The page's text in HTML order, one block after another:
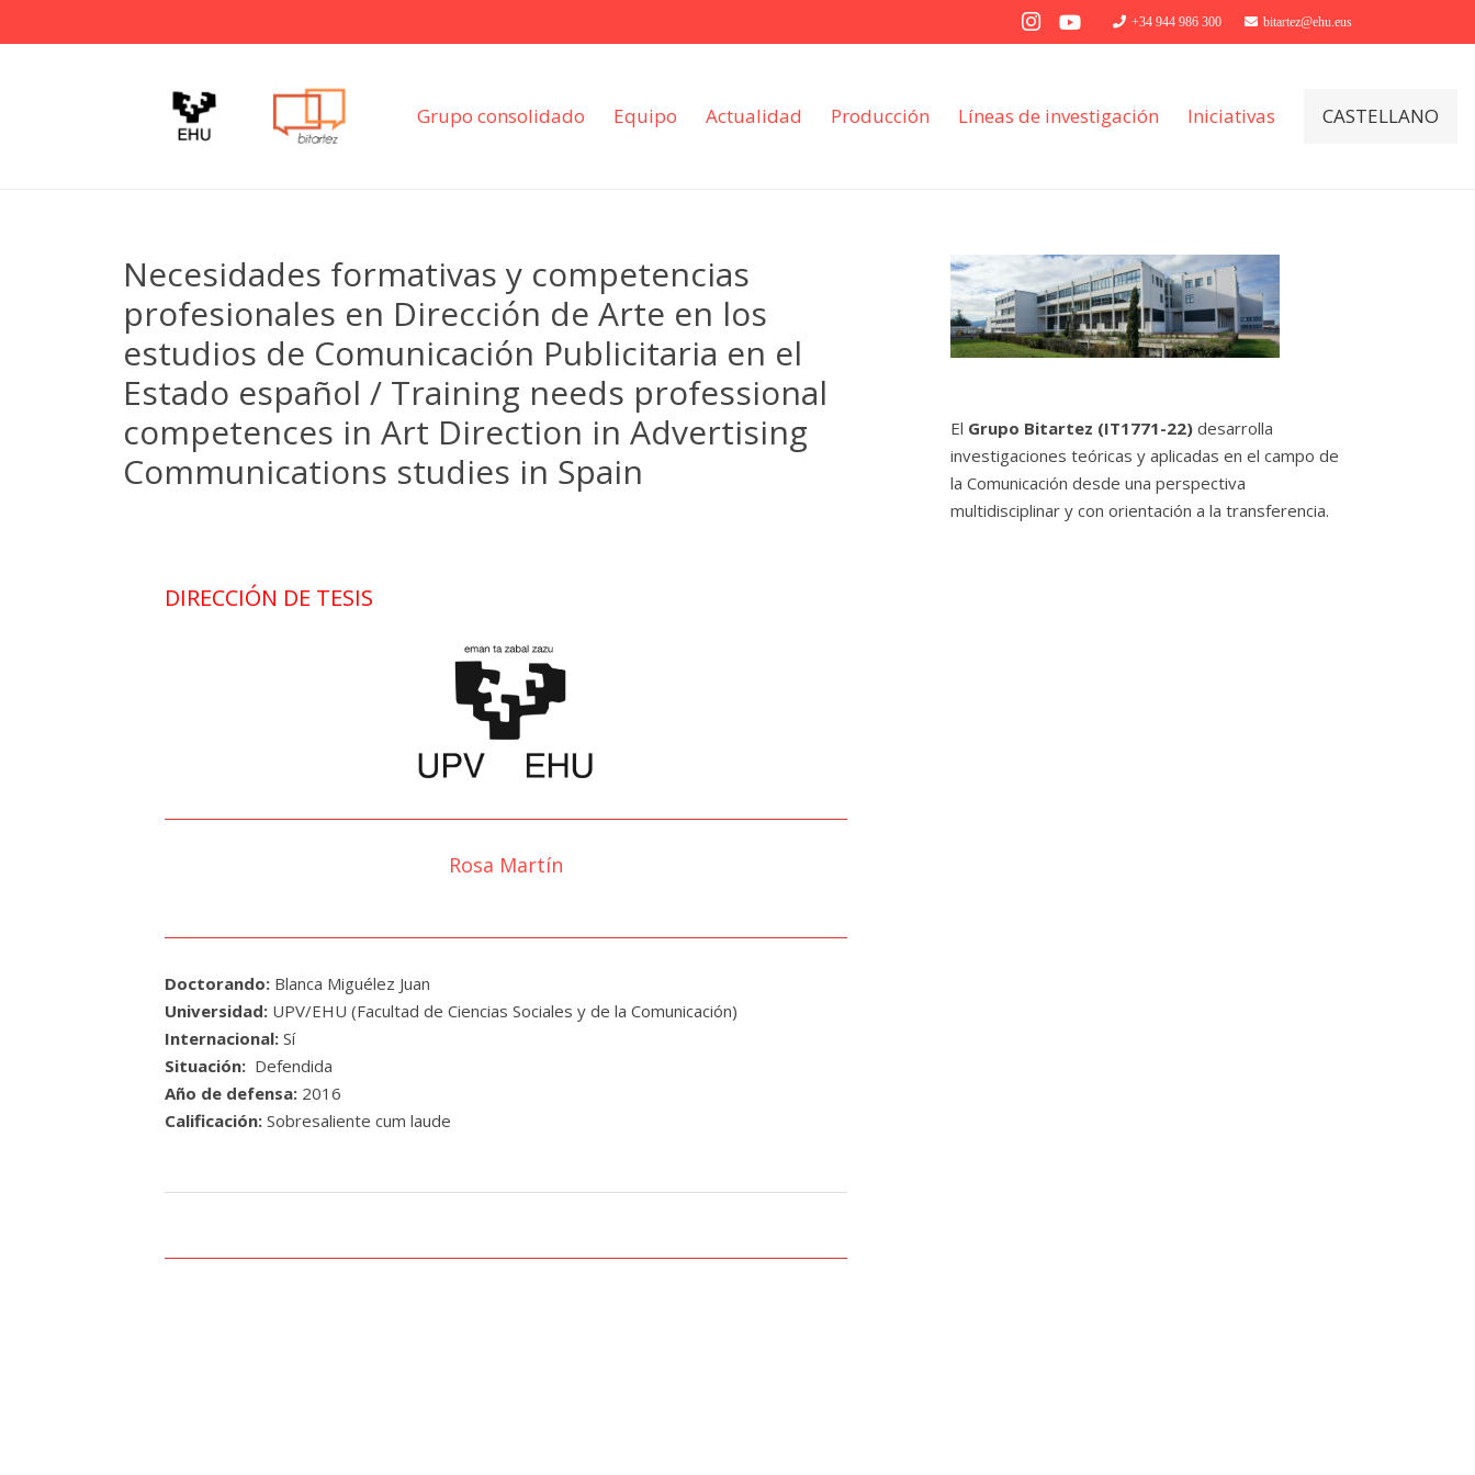
+34 944 986 300 bitartez@ehu.eus
Grupo consolidado Equipo Actualidad Producción Líneas de investigación Iniciativas CASTELLANO
Necesidades formativas y competencias
profesionales en Dirección de Arte en los
estudios de Comunicación Publicitaria en el
Estado español / Training needs professional
competences in Art Direction in Advertising
Communications studies in Spain
DIRECCIÓN DE TESIS
Rosa Martín
Doctorando:Blanca Miguélez Juan
Universidad:UPV/EHU (Facultad de Ciencias Sociales y de la Comunicación)
Internacional:Sí
Situación:Defendida
Año de defensa:2016
Calificación: Sobresaliente cum laude
El Grupo Bitartez (IT1771-22)desarrolla
investigaciones teóricas y aplicadas en el campo de
la Comunicación desde una perspectiva
multidisciplinar y con orientación a la transferencia.